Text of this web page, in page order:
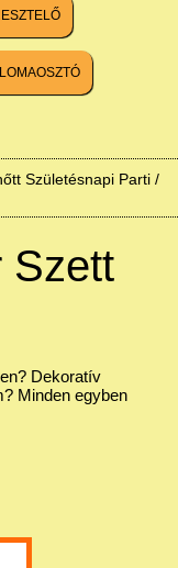
Születésnapi Parti /
Szett
Dekoratív
Minden egyben